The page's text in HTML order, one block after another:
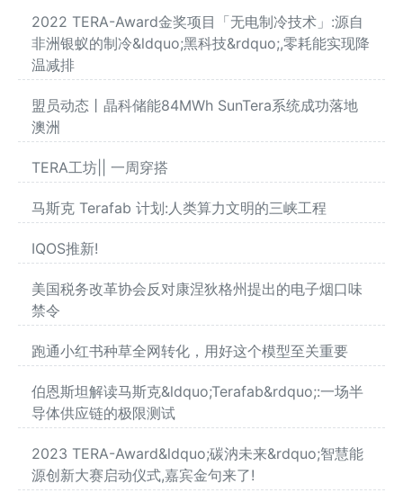
2022 TERA-Award金奖项目「无电制冷技术」:源自
非洲银蚁的制冷&ldquo;黑科技&rdquo;,零耗能实现降
温减排
盟员动态丨晶科储能84MWh SunTera系统成功落地
澳洲
TERA工坊|| 一周穿搭
马斯克 Terafab 计划:人类算力文明的三峡工程
IQOS推新!
美国税务改革协会反对康涅狄格州提出的电子烟口味
禁令
跑通小红书种草全网转化，用好这个模型至关重要
伯恩斯坦解读马斯克&ldquo;Terafab&rdquo;:一场半
导体供应链的极限测试
2023 TERA-Award&ldquo;碳汭未来&rdquo;智慧能
源创新大赛启动仪式,嘉宾金句来了!